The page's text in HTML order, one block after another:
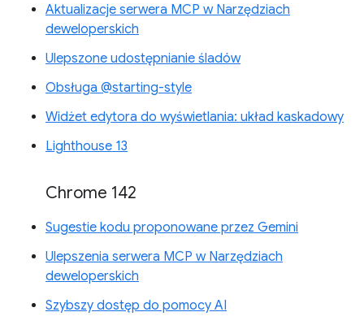
Aktualizacje serwera MCP w Narzędziach
deweloperskich
Ulepszone udostępnianie śladów
Obsługa @starting-style
Widżet edytora do wyświetlania: układ kaskadowy
Lighthouse 13
Chrome 142
Sugestie kodu proponowane przez Gemini
Ulepszenia serwera MCP w Narzędziach
deweloperskich
Szybszy dostęp do pomocy AI